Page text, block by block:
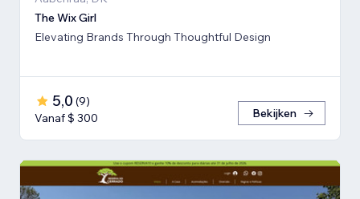
The Wix Girl
Elevating Brands Through Thoughtful Design
5,0 (9)
Vanaf $ 300
Bekijken